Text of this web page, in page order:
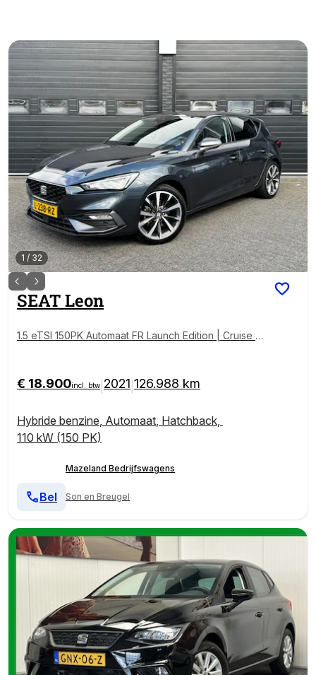
1 / 32
SEATLeon
1.5 eTSI 150PK Automaat FR Launch Edition | Cruise |
€ 18.900incl. btw 2021 126.988 km
Hybride benzine, Automaat, Hatchback,
110 kW (150 PK)
Mazeland Bedrijfswagens
Son en Breugel
Bel